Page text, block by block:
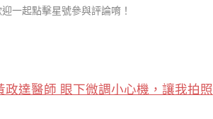
迎一起點擊星號參與評論唷！
政達醫師 眼下微調小心機，讓我拍照